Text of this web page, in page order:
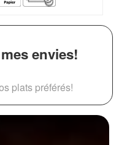
envies!
plats préférés!